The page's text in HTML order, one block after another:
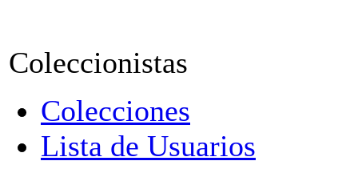
Coleccionistas
Colecciones
Lista de Usuarios